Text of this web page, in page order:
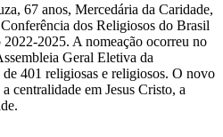
67 anos, Mercedária da Caridade,
dos Religiosos do Brasil
2025. A nomeação ocorreu no
Geral Eletiva da
401 religiosas e religiosos. O novo
centralidade em Jesus Cristo, a